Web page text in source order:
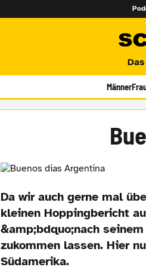
Männer
Da wir auch gerne mal
kleinen Hoppingbericht
&amp;bdquo;nach
zukommen lassen. Hier
Südamerika.